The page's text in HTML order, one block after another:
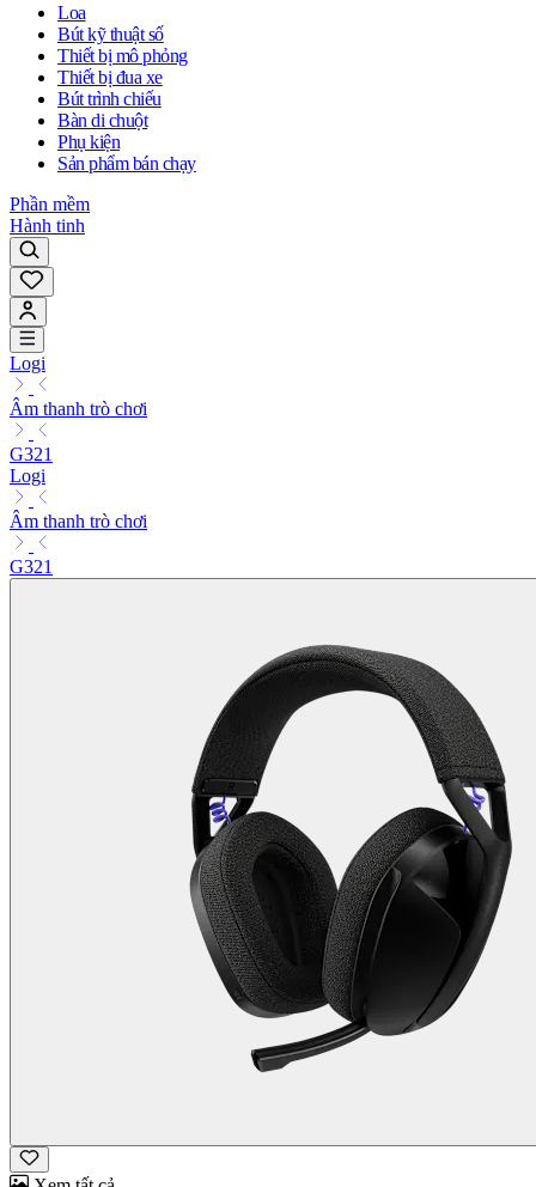
Loa
Bút kỹ thuật số
Thiết bị mô phỏng
Thiết bị đua xe
Bút trình chiếu
Bàn di chuột
Phụ kiện
Sản phẩm bán chạy
Phần mềm
Hành tinh
Logi
Âm thanh trò chơi
G321
Logi
Âm thanh trò chơi
G321